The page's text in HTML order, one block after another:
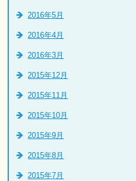
2016年5月
2016年4月
2016年3月
2015年12月
2015年11月
2015年10月
2015年9月
2015年8月
2015年7月